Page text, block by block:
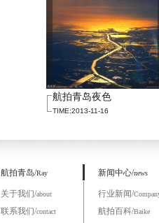
航拍青岛夜色
TIME:2013-11-16
航拍青岛/Ray
关于我们/about
联系我们/contact
新闻中心/news
行业新闻/
航拍百科/Baike